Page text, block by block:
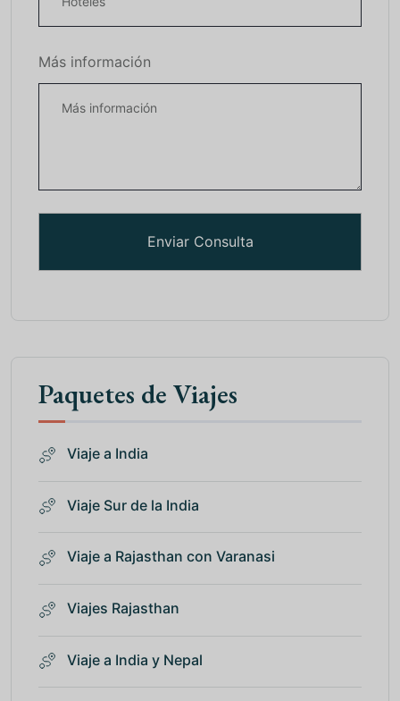
Más información
Paquetes de Viajes
Viaje a India
Viaje Sur de la India
Viaje a Rajasthan con Varanasi
Viajes Rajasthan
Viaje a India y Nepal